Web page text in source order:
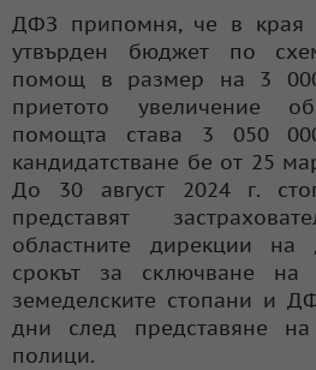
ДФЗ припомня, че в края
утвърден бюджет по
помощ в размер на 3
приетото увеличение
помощта става 3 050
кандидатстване бе от 25
До 30 август 2024 г.
представят
областните дирекции
срокът за сключване на
земеделските стопани и
дни след представяне на
полици.